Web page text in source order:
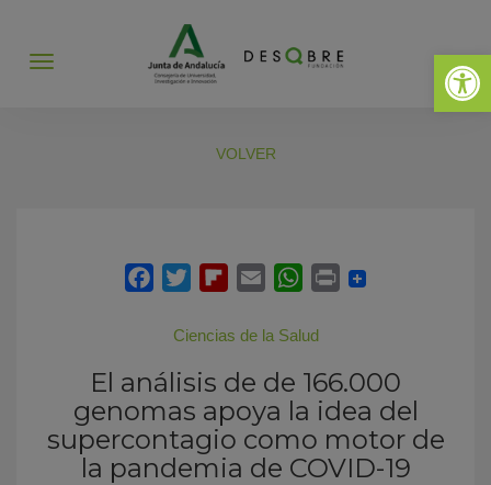
Abrir
Abrir
VOLVER
Ciencias de la Salud
El análisis de de 166.000
genomas apoya la idea del
supercontagio como motor de
la pandemia de COVID-19